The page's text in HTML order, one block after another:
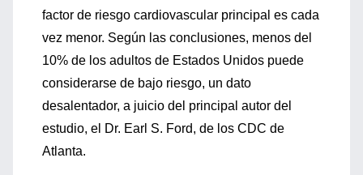
factor de riesgo cardiovascular principal es cada
vez menor. Según las conclusiones, menos del
10% de los adultos de Estados Unidos puede
considerarse de bajo riesgo, un dato
desalentador, a juicio del principal autor del
estudio, el Dr. Earl S. Ford, de los CDC de
Atlanta.